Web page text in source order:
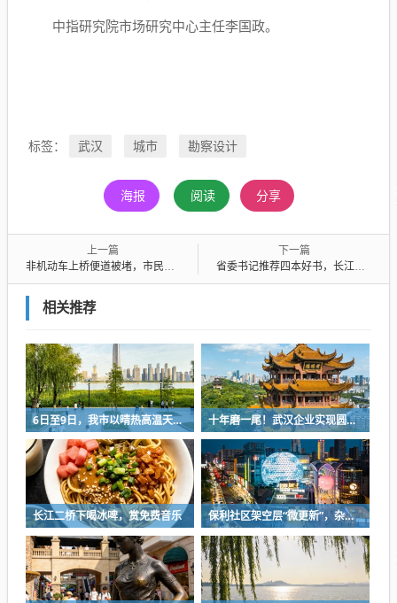
中指研究院市场研究中心主任李国政。
标签： 武汉 城市 勘察设计
海报 阅读 分享
上一篇
非机动车上桥便道被堵，市民通勤须绕行7公里，水务部门：尽快打通临时便道
下一篇
省委书记推荐四本好书，长江日报参与策划、撰写新书入选
相关推荐
6日至9日，我市以晴热高温天气为主 十年磨一尾！武汉企业实现圆口铜鱼规模化繁育
长江二桥下喝冰啤，赏免费音乐 保利社区架空层“微更新”，杂物堆放区变身健身活动室